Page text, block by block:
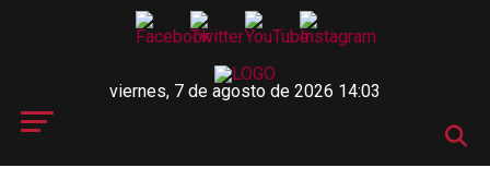
viernes, 7 de agosto de 2026 14:03